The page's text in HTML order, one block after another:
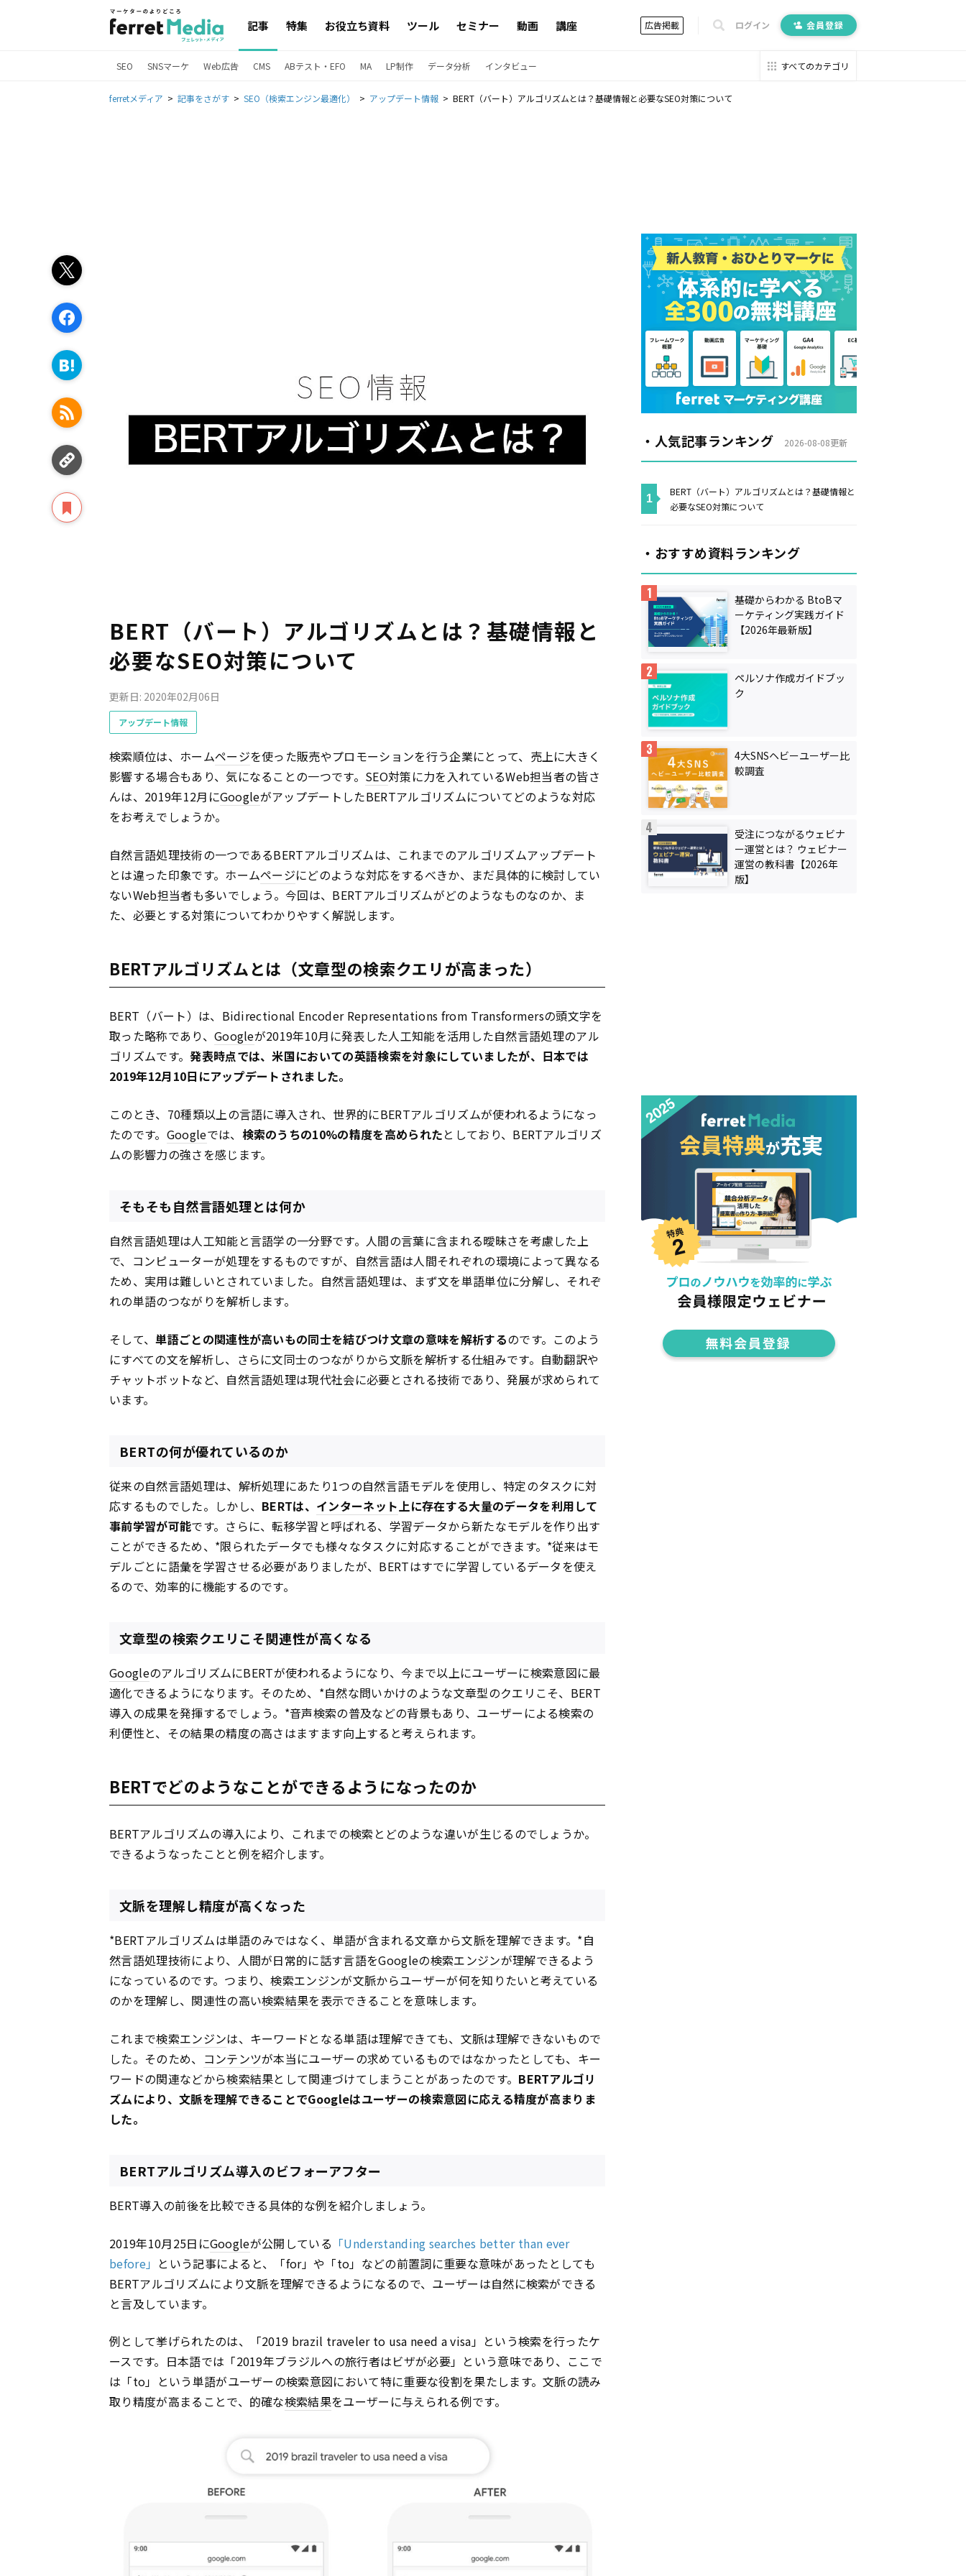
記事 特集 お役立ち資料 ツール セミナー 動画 講座 広告掲載 ログイン 会員登録
SEO SNSマーケ Web広告 CMS ABテスト・EFO MA LP制作 データ分析 インタビュー すべてのカテゴリ
ferretメディア 記事をさがす SEO（検索エンジン最適化） アップデート情報 BERT（バート）アルゴリズムとは？基礎情報と必要なSEO対策について
BERT（バート）アルゴリズムとは？基礎情報と
必要なSEO対策について
更新日: 2020年02月06日
アップデート情報
検索順位は、ホームページを使った販売やプロモーションを行う企業にとって、売上に大きく
影響する場合もあり、気になることの一つです。 SEO対策に力を入れているWeb担当者の皆さ
んは、2019年12月にGoogleがアップデートしたBERTアルゴリズムについてどのような対応
をお考えでしょうか。
自然言語処理技術の一つであるBERTアルゴリズムは、これまでのアルゴリズムアップデート
とは違った印象です。ホームページにどのような対応をするべきか、まだ具体的に検討してい
ないWeb担当者も多いでしょう。今回は、BERTアルゴリズムがどのようなものなのか、ま
た、必要とする対策についてわかりやすく解説します。
BERTアルゴリズムとは（文章型の検索クエリが高まった）
BERT（バート）は、Bidirectional Encoder Representations from Transformersの頭文字を
取った略称であり、 Googleが2019年10月に発表した人工知能を活用した自然言語処理のアル
ゴリズムです。発表時点では、米国においての英語検索を対象にしていましたが、日本では
2019年12月10日にアップデートされました。
このとき、70種類以上の言語に導入され、世界的にBERTアルゴリズムが使われるようになっ
たのです。 Googleでは、 検索のうちの10%の精度を高められたとしており、BERTアルゴリズ
ムの影響力の強さを感じます。
そもそも自然言語処理とは何か
自然言語処理は人工知能と言語学の一分野です。人間の言葉に含まれる曖昧さを考慮した上
で、コンピューターが処理をするものですが、自然言語は人間それぞれの環境によって異なる
ため、実用は難しいとされていました。自然言語処理は、まず文を単語単位に分解し、それぞ
れの単語のつながりを解析します。
そして、単語ごとの関連性が高いもの同士を結びつけ文章の意味を解析するのです。このよう
にすべての文を解析し、さらに文同士のつながりから文脈を解析する仕組みです。自動翻訳や
チャットボットなど、自然言語処理は現代社会に必要とされる技術であり、発展が求められて
います。
BERTの何が優れているのか
従来の自然言語処理は、解析処理にあたり1つの自然言語モデルを使用し、特定のタスクに対
応するものでした。しかし、 BERTは、 インターネット 上に存在する大量のデータを利用して
事前学習が可能です。さらに、転移学習と呼ばれる、学習データから新たなモデルを作り出す
ことができるため、*限られたデータでも様々なタスクに対応することができます。*従来はモ
デルごとに語彙を学習させる必要がありましたが、BERTはすでに学習しているデータを使え
るので、効率的に機能するのです。
文章型の検索クエリこそ関連性が高くなる
GoogleのアルゴリズムにBERTが使われるようになり、今まで以上にユーザーに検索意図に最
適化できるようになります。そのため、*自然な問いかけのような文章型のクエリこそ、BERT
導入の成果を発揮するでしょう。*音声検索の普及などの背景もあり、ユーザーによる検索の
利便性と、その結果の精度の高さはますます向上すると考えられます。
BERTでどのようなことができるようになったのか
BERTアルゴリズムの導入により、これまでの検索とどのような違いが生じるのでしょうか。
できるようなったことと例を紹介します。
文脈を理解し精度が高くなった
*BERTアルゴリズムは単語のみではなく、単語が含まれる文章から文脈を理解できます。*自
然言語処理技術により、人間が日常的に話す言語をGoogleの検索エンジンが理解できるよう
になっているのです。つまり、検索エンジンが文脈からユーザーが何を知りたいと考えている
のかを理解し、関連性の高い検索結果を表示できることを意味します。
これまで検索エンジンは、キーワードとなる単語は理解できても、文脈は理解できないもので
した。そのため、 コンテンツが本当にユーザーの求めているものではなかったとしても、キー
ワードの関連などから検索結果として関連づけてしまうことがあったのです。 BERTアルゴリ
ズムにより、文脈を理解できることでGoogleはユーザーの検索意図に応える精度が高まりま
した。
BERTアルゴリズム導入のビフォーアフター
BERT導入の前後を比較できる具体的な例を紹介しましょう。
2019年10月25日にGoogleが公開している 「Understanding searches better than ever
before」 という記事によると、「for」や「to」などの前置詞に重要な意味があったとしても
BERTアルゴリズムにより文脈を理解できるようになるので、ユーザーは自然に検索ができる
と言及しています。
例として挙げられたのは、「2019 brazil traveler to usa need a visa」という検索を行ったケ
ースです。日本語では「2019年ブラジルへの旅行者はビザが必要」という意味であり、ここで
は「to」という単語がユーザーの検索意図において特に重要な役割を果たします。文脈の読み
取り精度が高まることで、的確な検索結果をユーザーに与えられる例です。
・人気記事ランキング 2026-08-08更新
BERT（バート）アルゴリズムとは？基礎情報と
必要なSEO対策について
・おすすめ資料ランキング
基礎からわかる BtoBマ
ーケティング実践ガイド
【2026年最新版】
ペルソナ作成ガイドブッ
ク
4大SNSヘビーユーザー比
較調査
受注につながるウェビナ
ー運営とは？ ウェビナー
運営の教科書【2026年
版】